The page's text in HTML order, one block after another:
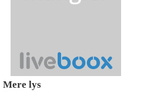
Mere lys